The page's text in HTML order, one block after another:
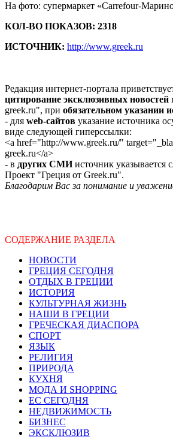
На фото: супермаркет «Carrefour-
КОЛ-ВО ПОКАЗОВ: 2318
ИСТОЧНИК: http://www.greek.ru
Редакция интернет-портала
цитирование эксклюзивных новостей
greek.ru", при обязательном указании
- для web-сайтов указание источника
виде следующей гиперссылки:
<a href="http://www.greek.ru/"
greek.ru</a>
- в других СМИисточник указывается
Проект "Греция от Greek.ru".
Благодарим Вас за понимание и
СОДЕРЖАНИЕ РАЗДЕЛА
НОВОСТИ
ГРЕЦИЯ СЕГОДНЯ
ОТДЫХ В ГРЕЦИИ
ИСТОРИЯ
КУЛЬТУРНАЯ ЖИЗНЬ
НАШИ В ГРЕЦИИ
ГРЕЧЕСКАЯ ДИАСПОРА
СПОРТ
ЯЗЫК
РЕЛИГИЯ
ПРИРОДА
КУХНЯ
МОДА И SHOPPING
ЕС СЕГОДНЯ
НЕДВИЖИМОСТЬ
БИЗНЕС
ЭКСКЛЮЗИВ